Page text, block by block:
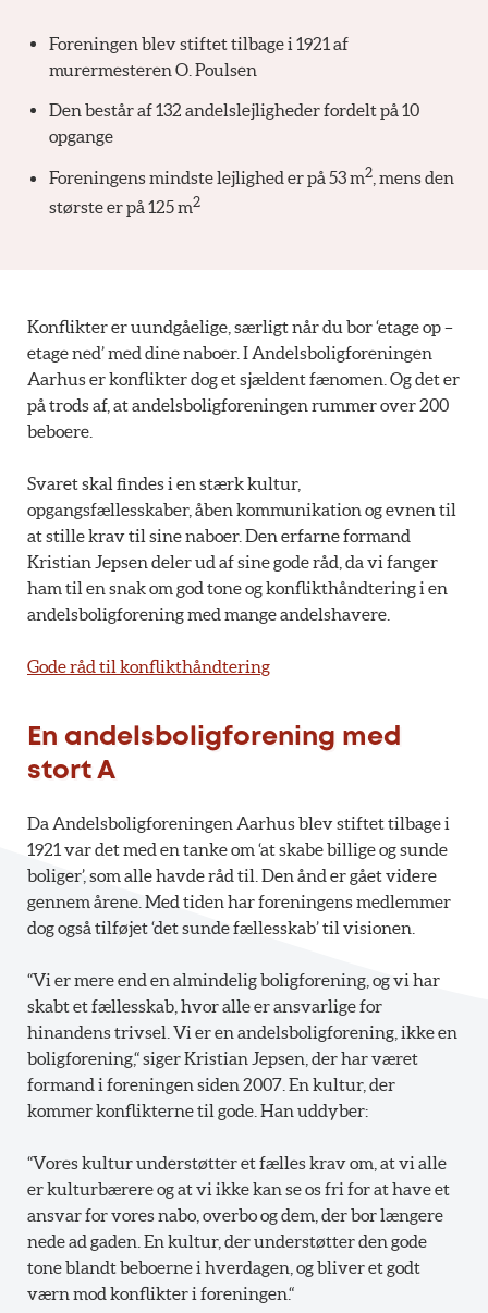
Foreningen blev stiftet tilbage i 1921 af
murermesteren O. Poulsen
Den består af 132 andelslejligheder fordelt på 10
opgange
Foreningens mindste lejlighed er på 53 m2, mens den
største er på 125 m2
Konflikter er uundgåelige, særligt når du bor ‘etage op –
etage ned’ med dine naboer. I Andelsboligforeningen
Aarhus er konflikter dog et sjældent fænomen. Og det er
på trods af, at andelsboligforeningen rummer over 200
beboere.
Svaret skal findes i en stærk kultur,
opgangsfællesskaber, åben kommunikation og evnen til
at stille krav til sine naboer. Den erfarne formand
Kristian Jepsen deler ud af sine gode råd, da vi fanger
ham til en snak om god tone og konflikthåndtering i en
andelsboligforening med mange andelshavere.
Gode råd til konflikthåndtering
En andelsboligforening med
stort A
Da Andelsboligforeningen Aarhus blev stiftet tilbage i
1921 var det med en tanke om ‘at skabe billige og sunde
boliger’, som alle havde råd til. Den ånd er gået videre
gennem årene. Med tiden har foreningens medlemmer
dog også tilføjet ‘det sunde fællesskab’ til visionen.
“Vi er mere end en almindelig boligforening, og vi har
skabt et fællesskab, hvor alle er ansvarlige for
hinandens trivsel. Vi er en andelsboligforening, ikke en
boligforening,“ siger Kristian Jepsen, der har været
formand i foreningen siden 2007. En kultur, der
kommer konflikterne til gode. Han uddyber:
“Vores kultur understøtter et fælles krav om, at vi alle
er kulturbærere og at vi ikke kan se os fri for at have et
ansvar for vores nabo, overbo og dem, der bor længere
nede ad gaden. En kultur, der understøtter den gode
tone blandt beboerne i hverdagen, og bliver et godt
værn mod konflikter i foreningen.“